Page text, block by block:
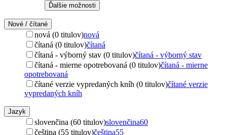
Ďalšie možnosti
Nové / čítané
nová (0 titulov)nová
čítaná (0 titulov)čítaná
čítaná - výborný stav (0 titulov)čítaná - výborný stav
čítaná - mierne opotrebovaná (0 titulov)čítaná - mierne
opotrebovaná
čítané verzie vypredaných kníh (0 titulov)čítané verzie
vypredaných kníh
Jazyk
slovenčina (60 titulov)slovenčina60
čeština (55 titulov)čeština55